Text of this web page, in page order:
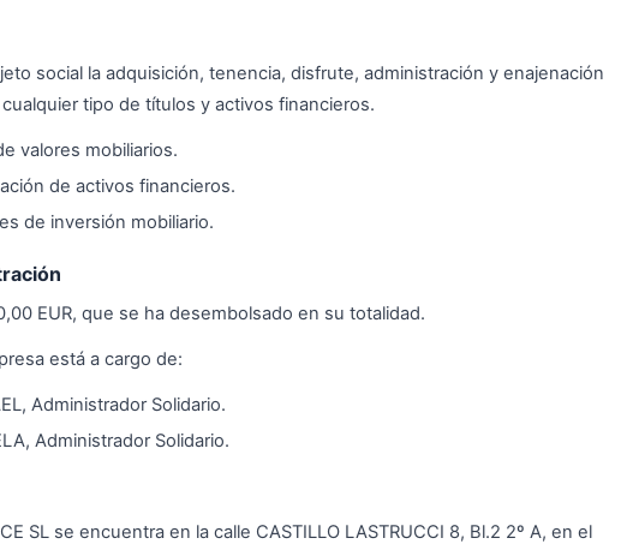
social la adquisición, tenencia, disfrute, administración y enajenación
tipo de títulos y activos financieros.
valores mobiliarios.
de activos financieros.
de inversión mobiliario.
EUR, que se ha desembolsado en su totalidad.
está a cargo de:
Administrador Solidario.
Administrador Solidario.
SL se encuentra en la calle CASTILLO LASTRUCCI 8, Bl.2 2º A, en el